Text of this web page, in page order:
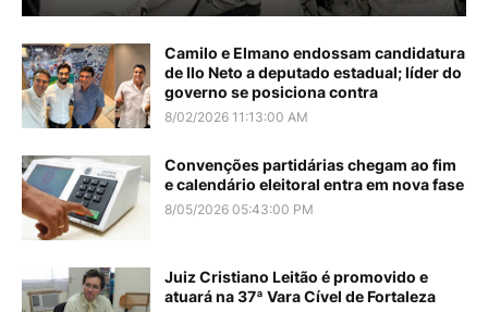
Camilo e Elmano endossam candidatura
de Ilo Neto a deputado estadual; líder do
governo se posiciona contra
8/02/2026 11:13:00 AM
Convenções partidárias chegam ao fim
e calendário eleitoral entra em nova fase
8/05/2026 05:43:00 PM
Juiz Cristiano Leitão é promovido e
atuará na 37ª Vara Cível de Fortaleza